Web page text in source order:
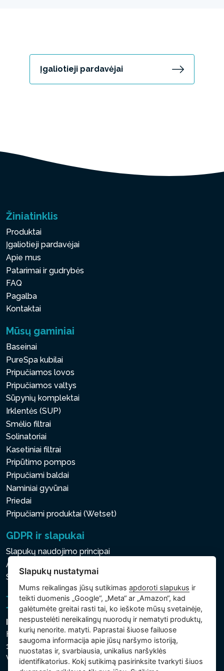
Įgaliotieji pardavėjai
Žiniatinklis
Produktai
Įgaliotieji pardavėjai
Apie mus
Patarimai ir gudrybės
FAQ
Pagalba
Kontaktai
Mūsų gaminiai
Baseinai
PureSpa kubilai
Pripučiamos lovos
Pripučiamos valtys
Sūpynių komplektai
Irklentės (SUP)
Smėlio filtrai
Solinatoriai
Kasetiniai filtrai
Pripūtimo pompos
Pripučiami baldai
Naminiai gyvūnai
Priedai
Pripučiami produktai (Wetset)
GDPR ir slapukai
Slapukų naudojimo principai
Asmens ir kitų tvarkomų duomenų apsaugos politika
Slapukų nustatymai
Intex Trading, s.r.o.
Hradecká 2526/3
130 00 Praha 3
Vinohrady - Česká republika
Slapukų nustatymai
Mums reikalingas jūsų sutikimasapdoroti slapukus ir
teikti duomenis „Google“, „Meta“ ar „Amazon“, kad
galėtumėte greitai rasti tai, ko ieškote mūsų svetainėje,
nespustelėti nereikalingų nuorodų ir nematyti produktų,
kurių nenorite. matyti. Paprastai šiuose failuose
saugoma informacija apie jūsų naršymo istoriją,
nuostatas ir, svarbiausia, unikalius naršyklės
identifikatorius. Kokį sutikimą pasirinksite tvarkyti šiuos